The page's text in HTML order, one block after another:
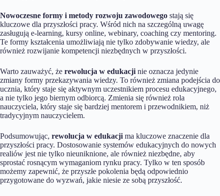
Nowoczesne formy i metody rozwoju zawodowego stają się
kluczowe dla przyszłości pracy. Wśród nich na szczególną uwagę
zasługują e-learning, kursy online, webinary, coaching czy mentoring.
Te formy kształcenia umożliwiają nie tylko zdobywanie wiedzy, ale
również rozwijanie kompetencji niezbędnych w przyszłości.
Warto zauważyć, że rewolucja w edukacji nie oznacza jedynie
zmiany formy przekazywania wiedzy. To również zmiana podejścia do
ucznia, który staje się aktywnym uczestnikiem procesu edukacyjnego,
a nie tylko jego biernym odbiorcą. Zmienia się również rola
nauczyciela, który staje się bardziej mentorem i przewodnikiem, niż
tradycyjnym nauczycielem.
Podsumowując, rewolucja w edukacji ma kluczowe znaczenie dla
przyszłości pracy. Dostosowanie systemów edukacyjnych do nowych
realiów jest nie tylko nieuniknione, ale również niezbędne, aby
sprostać rosnącym wymaganiom rynku pracy. Tylko w ten sposób
możemy zapewnić, że przyszłe pokolenia będą odpowiednio
przygotowane do wyzwań, jakie niesie ze sobą przyszłość.